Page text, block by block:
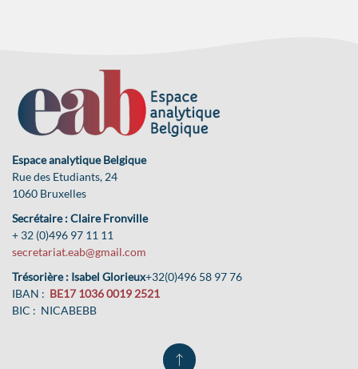
Espace analytique Belgique
Rue des Etudiants, 24
1060 Bruxelles
Secrétaire : Claire Fronville
+ 32 (0)496 97 11 11
secretariat.eab@gmail.com
Trésorière : Isabel Glorieux+32(0)496 58 97 76
IBAN : BE17 1036 0019 2521
BIC : NICABEBB